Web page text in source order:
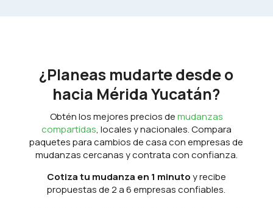
¿Planeas mudarte desde o
hacia Mérida Yucatán?
Obtén los mejores precios demudanzas
compartidas, locales y nacionales. Compara
paquetes para cambios de casa con empresas de
mudanzas cercanas y contrata con confianza.
Cotiza tu mudanza en 1 minutoy recibe
propuestas de 2 a 6 empresas confiables.